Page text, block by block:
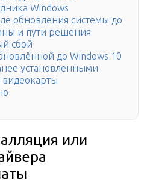
Windows
обновления системы до
и пути решения
сбой
до Windows 10
установленными
или